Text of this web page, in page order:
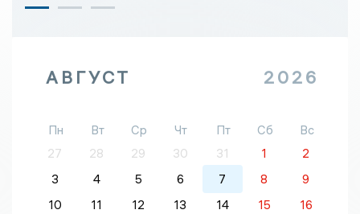
АВГУСТ 2026
Пн Вт Ср Чт Пт Сб
Вс
27
28 29 30 31 1
2
3
4 5 6 7 8
9
10
11 12 13 14 15
16